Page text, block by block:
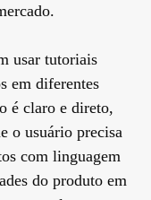
usar tutoriais
em diferentes
é claro e direto,
o usuário precisa
com linguagem
do produto em